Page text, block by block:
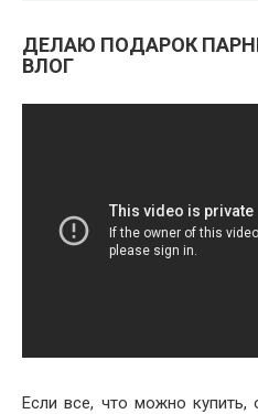
ДЕЛАЮ ПОДАРОК
ВЛОГ
Если все, что можно купить,